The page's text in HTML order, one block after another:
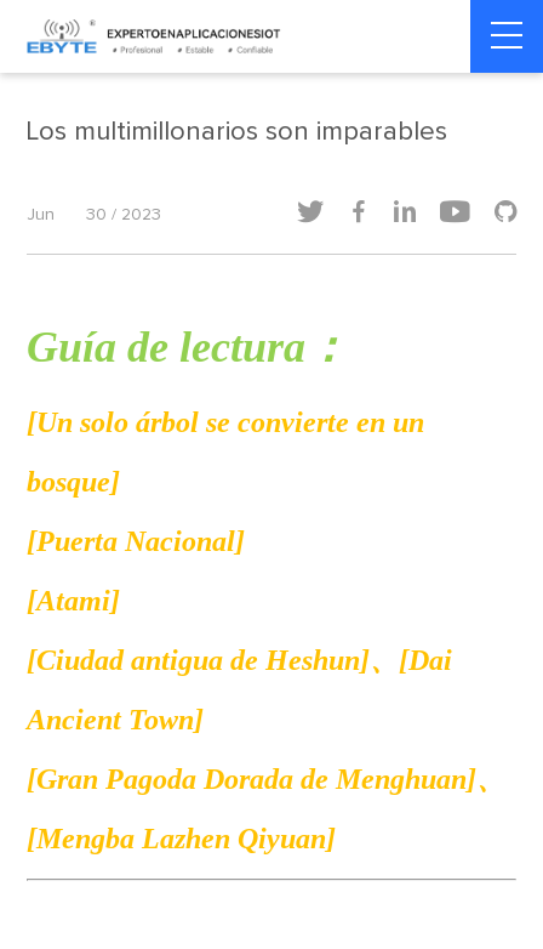
Home > Noticias de la compañía Noticias de la compañía
Los multimillonarios son imparables
Jun 30 / 2023     
Guía de lectura ：
[Un solo árbol se convierte en un
bosque]
[Puerta Nacional]
[Atami]
[Ciudad antigua de Heshun]、 [Dai
Ancient Town]
[Gran Pagoda Dorada de Menghuan]、
[Mengba Lazhen Qiyuan]